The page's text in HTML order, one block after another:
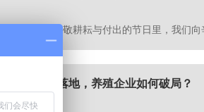
乐！在这个致敬耕耘与付出的节日里，我们
氨排放新规落地，养殖企业如何破局？